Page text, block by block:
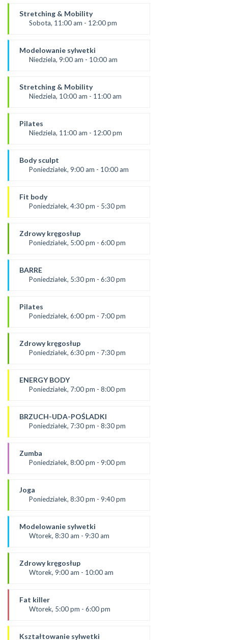
Ola C.
*Zajęcia dla dorosłych i dzieci
Stretching & Mobility
Sobota, 11:00 am - 12:00 pm
Aneta
*Zajęcia dla dorosłych i dzieci
Modelowanie sylwetki
Niedziela, 9:00 am - 10:00 am
Aneta J
SALA 1
Stretching & Mobility
Niedziela, 10:00 am - 11:00 am
Aneta J
*Zajęcia dla dorosłych i dzieci
Pilates
Niedziela, 11:00 am - 12:00 pm
Żaneta
SALA 1
Body sculpt
Poniedziałek, 9:00 am - 10:00 am
Aneta
SALA 1
Fit body
Poniedziałek, 4:30 pm - 5:30 pm
Justyna
*Zajęcia dla dorosłych i dzieci
Zdrowy kręgosłup
Poniedziałek, 5:00 pm - 6:00 pm
prowadząca:
Żaneta
BARRE
Poniedziałek, 5:30 pm - 6:30 pm
Aneta J.
SALA 1
Pilates
Poniedziałek, 6:00 pm - 7:00 pm
Żaneta
*Zajęcia dla dorosłych i dzieci
Zdrowy kręgosłup
Poniedziałek, 6:30 pm - 7:30 pm
Ania
*Zajęcia dla dorosłych i dzieci
ENERGY BODY
Poniedziałek, 7:00 pm - 8:00 pm
Karolina
SALA 2
BRZUCH-UDA-POŚLADKI
Poniedziałek, 7:30 pm - 8:30 pm
Kasia W.
SALA 1
Zumba
Poniedziałek, 8:00 pm - 9:00 pm
Ola P.
*Zajęcia dla dorosłych i dzieci
Joga
Poniedziałek, 8:30 pm - 9:40 pm
Dominika
SALA 1
Modelowanie sylwetki
Wtorek, 8:30 am - 9:30 am
prowadząca:
Dominika F
Zdrowy kręgosłup
Wtorek, 9:00 am - 10:00 am
Ania
*Zajęcia dla dorosłych i dzieci
Fat killer
Wtorek, 5:00 pm - 6:00 pm
Aneta J
Kształtowanie sylwetki